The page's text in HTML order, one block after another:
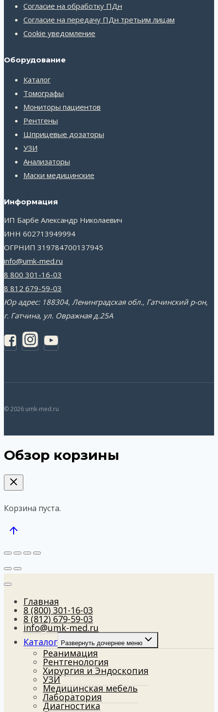
Согласие на обработку ПДн
Согласие на передачу ПДн третьим лицам
Cookie уведомление
Оборудование
Каталог
Томографы
Мониторы пациентов
Рентгены
Шприцевые дозаторы
УЗИ
Анализаторы
Маски медицинские
Информация
ИП Барбе Александр Николаевич
ИНН 602713949994
ОГРНИП 319784700137945
info@umk-med.ru
8 800 301-16-03
8 812 679-59-03
Юр адрес: 188304, Ленинградская обл., Гатчинский р-он,
г. Гатчина, ул. Овражная д.25А
© 2026 umk-med.ru
Обзор корзины
Корзина пуста.
Главная
8 (800) 301-16-03
8 (812) 679-59-03
info@umk-med.ru
Каталог Развернуть дочернее меню
Реанимация
Рентгенология
Хирургия и Эндоскопия
УЗИ
Медицинская мебель
Лаборатория
Диагностика